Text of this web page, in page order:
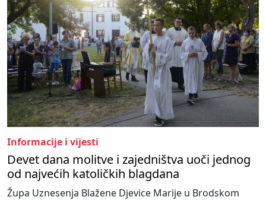
Informacije i vijesti
Devet dana molitve i zajedništva uoči jednog
od najvećih katoličkih blagdana
Župa Uznesenja Blažene Djevice Marije u Brodskom